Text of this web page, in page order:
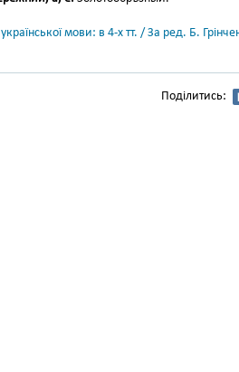
мови: в 4-х тт. / За ред. Б.
Поділитись: